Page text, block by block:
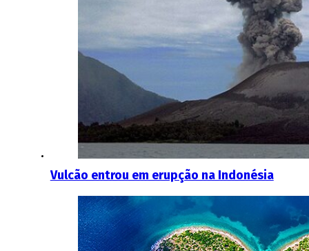
Vulcão entrou em erupção na Indonésia